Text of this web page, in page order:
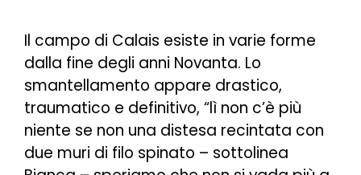
Il campo di Calais esiste in varie forme
dalla fine degli anni Novanta. Lo
smantellamento appare drastico,
traumatico e definitivo, “lì non c’è più
niente se non una distesa recintata con
due muri di filo spinato – sottolinea